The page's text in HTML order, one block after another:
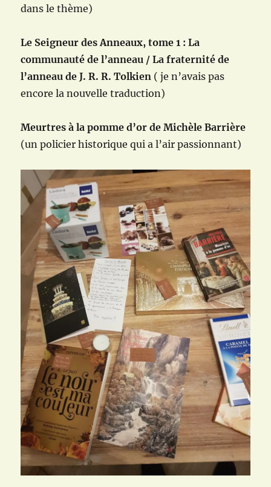
dans le thème)
Le Seigneur des Anneaux, tome 1 : La
communauté de l’anneau / La fraternité de
l’anneau de J. R. R. Tolkien ( je n’avais pas
encore la nouvelle traduction)
Meurtres à la pomme d’or de Michèle Barrière
(un policier historique qui a l’air passionnant)